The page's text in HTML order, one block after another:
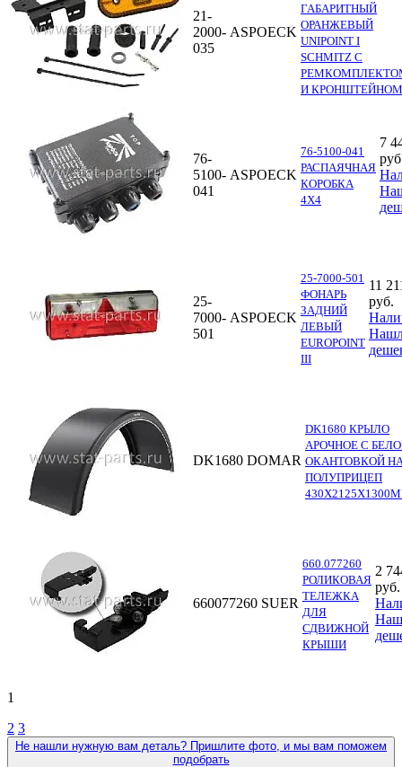
21-
2000-
035
ASPOECK
ГАБАРИТНЫЙ
ОРАНЖЕВЫЙ
UNIPOINT I
SCHMITZ С
И КРОНШТЕЙНОМ
76-
5100-
041
ASPOECK
76-5100-041
РАСПАЯЧНАЯ
КОРОБКА
4X4
7
25-
7000-
501
ASPOECK
25-7000-501
ФОНАРЬ
ЗАДНИЙ
ЛЕВЫЙ
EUROPOINT
III
11
руб.
DK1680 DOMAR
DK1680 КРЫЛО
АРОЧНОЕ С
ОКАНТОВКОЙ
ПОЛУПРИЦЕП
660077260 SUER
660.077260
РОЛИКОВАЯ
ТЕЛЕЖКА
ДЛЯ
СДВИЖНОЙ
КРЫШИ
2
руб.
1
2 3
Не нашли нужную вам деталь? Пришлите фото, и мы вам поможем
подобрать